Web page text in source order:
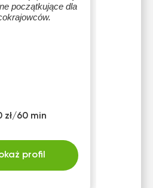
początkujące dla
zł/60 min
profil